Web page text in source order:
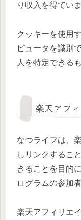
り収入を得ていま
クッキーを使用
ピュータを識別
人を特定できる
楽天アフ
なつライフは、
しリンクするこ
きることを目的
ログラムの参加
楽天アフィリエ